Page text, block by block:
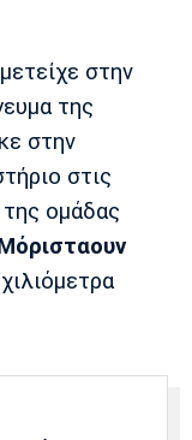
Μαρσέιγ
στην
της
στην
στις
της ομάδας